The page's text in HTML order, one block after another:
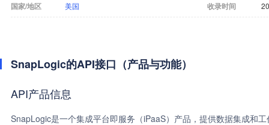
国家/地区 美国 收录时间
SnapLogic的API接口（产品与功能）
API产品信息
SnapLogic是一个集成平台即服务（iPaaS）产品，提供数据集成和